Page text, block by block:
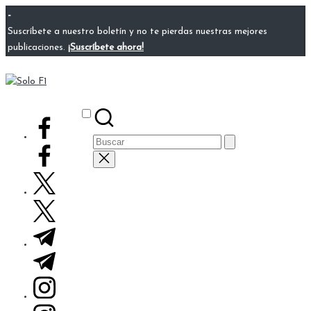
Saltar
al
contenido
-
Suscríbete a nuestro boletín y no te pierdas nuestras mejores
publicaciones. ¡Suscríbete ahora!
Solo
facebook.com
twitter.com
t.me
instagram.com
Buscar: